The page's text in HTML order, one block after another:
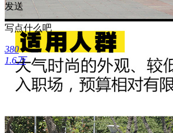
发送
写点什么吧
380
1.6万